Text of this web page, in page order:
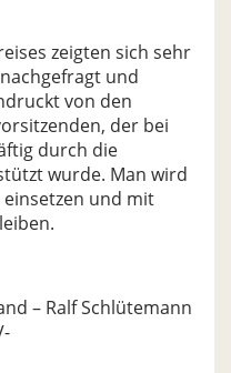
zeigten sich sehr
und
von den
der bei
durch die
wurde. Man wird
und mit
– Ralf Schlütemann